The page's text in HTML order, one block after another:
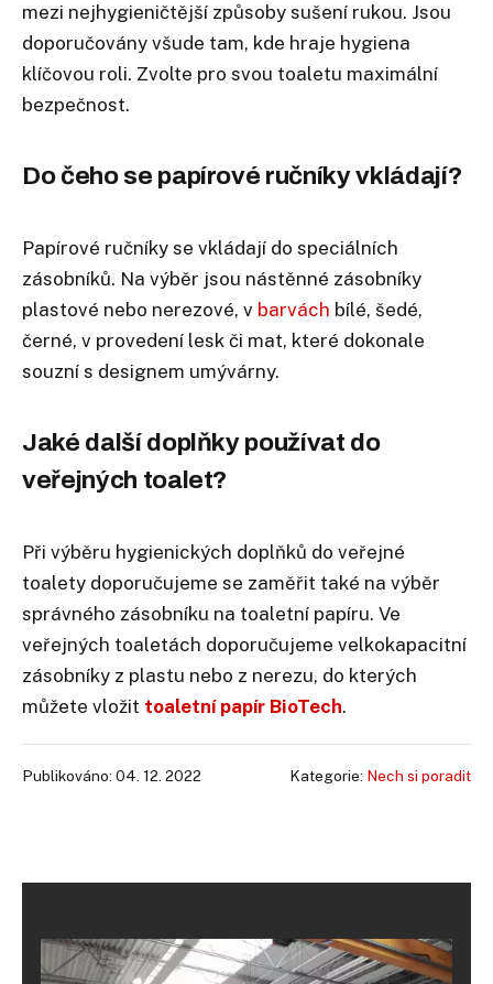
mezi nejhygieničtější způsoby sušení rukou. Jsou
doporučovány všude tam, kde hraje hygiena
klíčovou roli. Zvolte pro svou toaletu maximální
bezpečnost.
Do čeho se papírové ručníky vkládají?
Papírové ručníky se vkládají do speciálních
zásobníků. Na výběr jsou nástěnné zásobníky
plastové nebo nerezové, v barvách bílé, šedé,
černé, v provedení lesk či mat, které dokonale
souzní s designem umývárny.
Jaké další doplňky používat do
veřejných toalet?
Při výběru hygienických doplňků do veřejné
toalety doporučujeme se zaměřit také na výběr
správného zásobníku na toaletní papíru. Ve
veřejných toaletách doporučujeme velkokapacitní
zásobníky z plastu nebo z nerezu, do kterých
můžete vložit toaletní papír BioTech.
Publikováno: 04. 12. 2022 Kategorie: Nech si poradit